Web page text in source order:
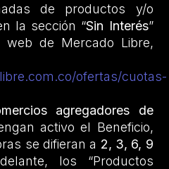
de productos y/o
la sección “Sin Interés”
de Mercado Libre,
ofertas/cuotas-
agregadores de
activo el Beneficio,
se difieran a 2, 3, 6, 9
los “Productos